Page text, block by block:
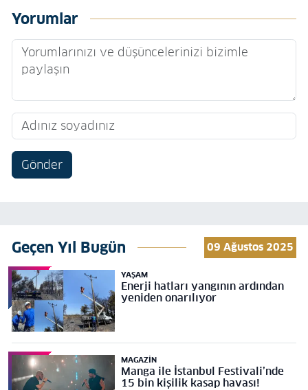
Yorumlar
Gönder
Geçen Yıl Bugün 09 Ağustos 2025
YAŞAM
Enerji hatları yangının ardından
yeniden onarılıyor
MAGAZIN
Manga ile İstanbul Festivali’nde
15 bin kişilik kasap havası!